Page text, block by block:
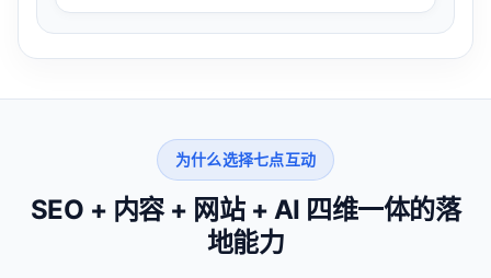
为什么选择七点互动
SEO + 内容 + 网站 + AI 四维一体的落
地能力